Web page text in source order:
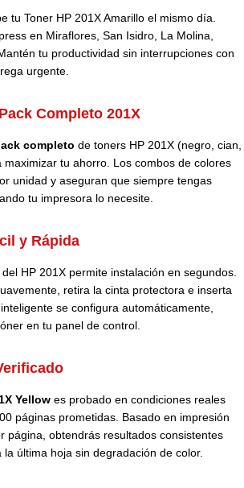
tu Toner HP 201X Amarillo el mismo día.
en Miraflores, San Isidro, La Molina,
tu productividad sin interrupciones con
urgente.
Completo 201X
completo de toners HP 201X (negro, cian,
tu ahorro. Los combos de colores
unidad y aseguran que siempre tengas
tu impresora lo necesite.
y Rápida
del HP 201X permite instalación en segundos.
retira la cinta protectora e inserta
se configura automáticamente,
en tu panel de control.
Yellow es probado en condiciones reales
páginas prometidas. Basado en impresión
página, obtendrás resultados consistentes
última hoja sin degradación de color.